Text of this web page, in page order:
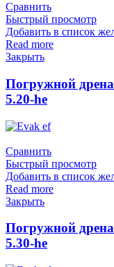
Сравнить
Быстрый просмотр
Добавить в список
Read more
Закрыть
Погружной
5.20-he
Сравнить
Быстрый просмотр
Добавить в список
Read more
Закрыть
Погружной
5.30-he